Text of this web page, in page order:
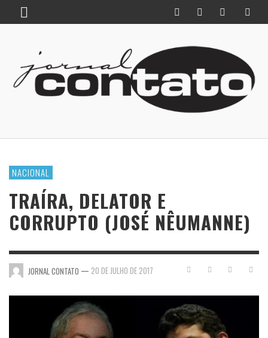
NACIONAL
TRAÍRA, DELATOR E
CORRUPTO (JOSÉ NÊUMANNE)
JORNAL CONTATO — 20 DE JULHO DE 2017